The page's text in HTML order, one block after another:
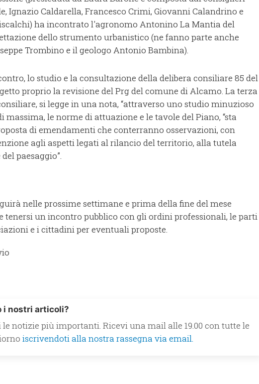
Ignazio Caldarella, Francesco Crimi, Giovanni Calandrino e
ha incontrato l'agronomo Antonino La Mantia del
dello strumento urbanistico (ne fanno parte anche
Trombino e il geologo Antonio Bambina).
lo studio e la consultazione della delibera consiliare 85 del
proprio la revisione del Prg del comune di Alcamo. La terza
si legge in una nota, “attraverso uno studio minuzioso
massima, le norme di attuazione e le tavole del Piano, “sta
di emendamenti che conterranno osservazioni, con
agli aspetti legati al rilancio del territorio, alla tutela
paesaggio”.
nelle prossime settimane e prima della fine del mese
tenersi un incontro pubblico con gli ordini professionali, le parti
e i cittadini per eventuali proposte.
i nostri articoli?
notizie più importanti. Ricevi una mail alle 19.00 con tutte le
iscrivendoti alla nostra rassegna via email.